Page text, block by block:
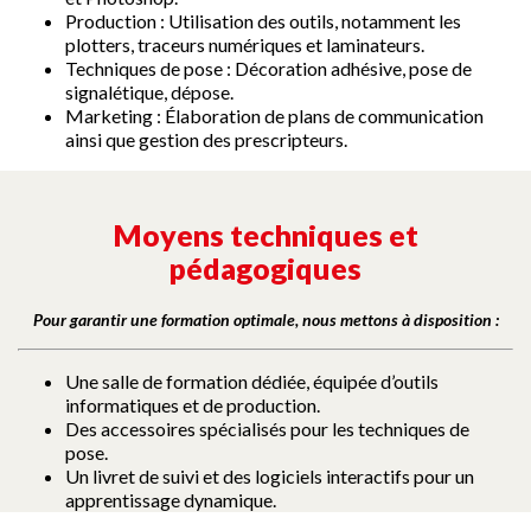
Production : Utilisation des outils, notamment les
plotters, traceurs numériques et laminateurs.
Techniques de pose : Décoration adhésive, pose de
signalétique, dépose.
Marketing : Élaboration de plans de communication
ainsi que gestion des prescripteurs.
Moyens techniques et
pédagogiques
Pour garantir une formation optimale, nous mettons à disposition :
Une salle de formation dédiée, équipée d’outils
informatiques et de production.
Des accessoires spécialisés pour les techniques de
pose.
Un livret de suivi et des logiciels interactifs pour un
apprentissage dynamique.